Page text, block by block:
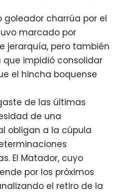
goleador charrúa por el
marcado por
jerarquía, pero también
impidió consolidar
el hincha boquense
de las últimas
de una
obligan a la cúpula
El Matador, cuyo
por los próximos
el retiro de la